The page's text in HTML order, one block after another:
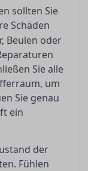
sollten Sie
Schäden
Beulen oder
Sie alle
um
Sie genau
ein
der
Fühlen